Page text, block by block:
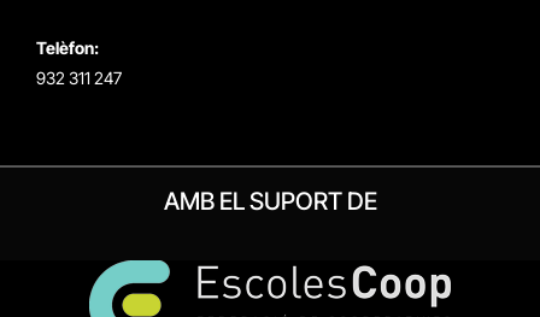
Telèfon:
932 311 247
AMB EL SUPORT DE